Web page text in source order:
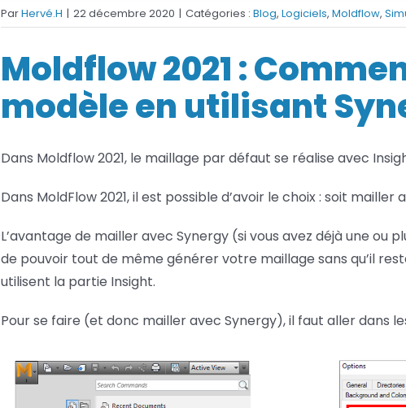
Netfabb Camplete
Netfabb
ParHervé.H | 22 décembre 2020 | Catégories : Blog, Logiciels, Moldflow,
Moldflow 2021 :
modèle en utilisant
Dans Moldflow 2021, le maillage par défaut se réalise avec
Dans MoldFlow 2021, il est possible d’avoir le choix : soit mailler
L’avantage de mailler avec Synergy (si vous avez déjà une ou
de pouvoir tout de même générer votre maillage sans qu’il
utilisent la partie Insight.
Pour se faire (et donc mailler avec Synergy), il faut aller dans